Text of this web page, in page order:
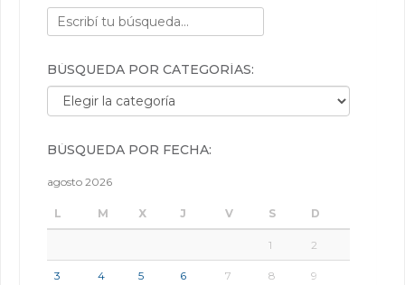
BÚSQUEDA POR CATEGORÍAS:
Búsqueda por categorías:
BÚSQUEDA POR FECHA:
agosto 2026
L M X J V S D
1 2
3 4 5 6 7 8 9